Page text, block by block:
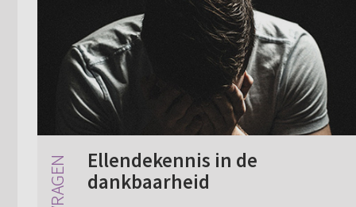
Ellendekennis in de
dankbaarheid